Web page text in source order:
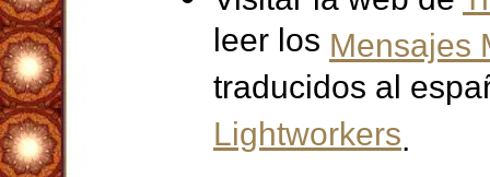
leer los Mensajes
traducidos al
Lightworkers.